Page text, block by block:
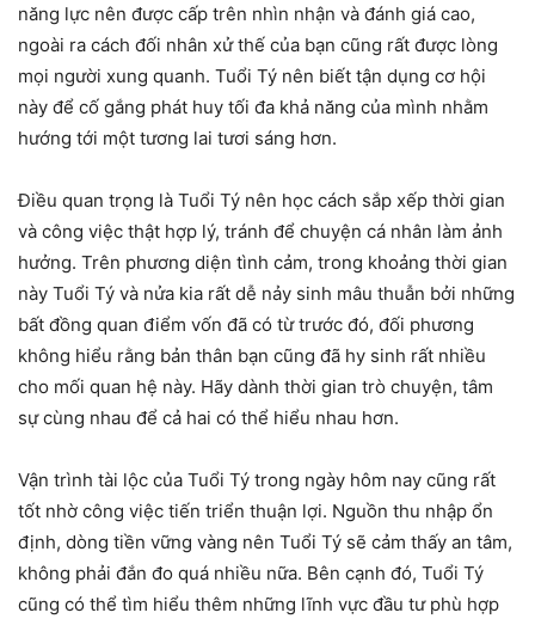
năng lực nên được cấp trên nhìn nhận và đánh giá cao,
ngoài ra cách đối nhân xử thế của bạn cũng rất được lòng
mọi người xung quanh. Tuổi Tý nên biết tận dụng cơ hội
này để cố gắng phát huy tối đa khả năng của mình nhằm
hướng tới một tương lai tươi sáng hơn.
Điều quan trọng là Tuổi Tý nên học cách sắp xếp thời gian
và công việc thật hợp lý, tránh để chuyện cá nhân làm ảnh
hưởng. Trên phương diện tình cảm, trong khoảng thời gian
này Tuổi Tý và nửa kia rất dễ nảy sinh mâu thuẫn bởi những
bất đồng quan điểm vốn đã có từ trước đó, đối phương
không hiểu rằng bản thân bạn cũng đã hy sinh rất nhiều
cho mối quan hệ này. Hãy dành thời gian trò chuyện, tâm
sự cùng nhau để cả hai có thể hiểu nhau hơn.
Vận trình tài lộc của Tuổi Tý trong ngày hôm nay cũng rất
tốt nhờ công việc tiến triển thuận lợi. Nguồn thu nhập ổn
định, dòng tiền vững vàng nên Tuổi Tý sẽ cảm thấy an tâm,
không phải đắn đo quá nhiều nữa. Bên cạnh đó, Tuổi Tý
cũng có thể tìm hiểu thêm những lĩnh vực đầu tư phù hợp